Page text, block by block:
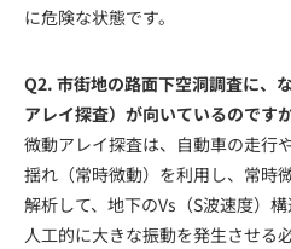
に危険な状態です。
Q2. 市街地の路面下空洞調査に、
アレイ探査）が向いているのです
微動アレイ探査は、自動車の走行
揺れ（常時微動）を利用し、常時
解析して、地下のVs（S波速度）
人工的に大きな振動を発生させる